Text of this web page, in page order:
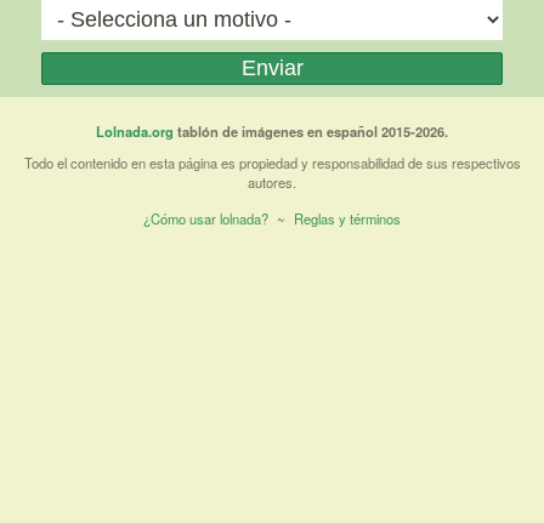
Lolnada.org tablón de imágenes en español 2015-2026.
Todo el contenido en esta página es propiedad y responsabilidad de sus respectivos
autores.
¿Cómo usar lolnada? ~ Reglas y términos